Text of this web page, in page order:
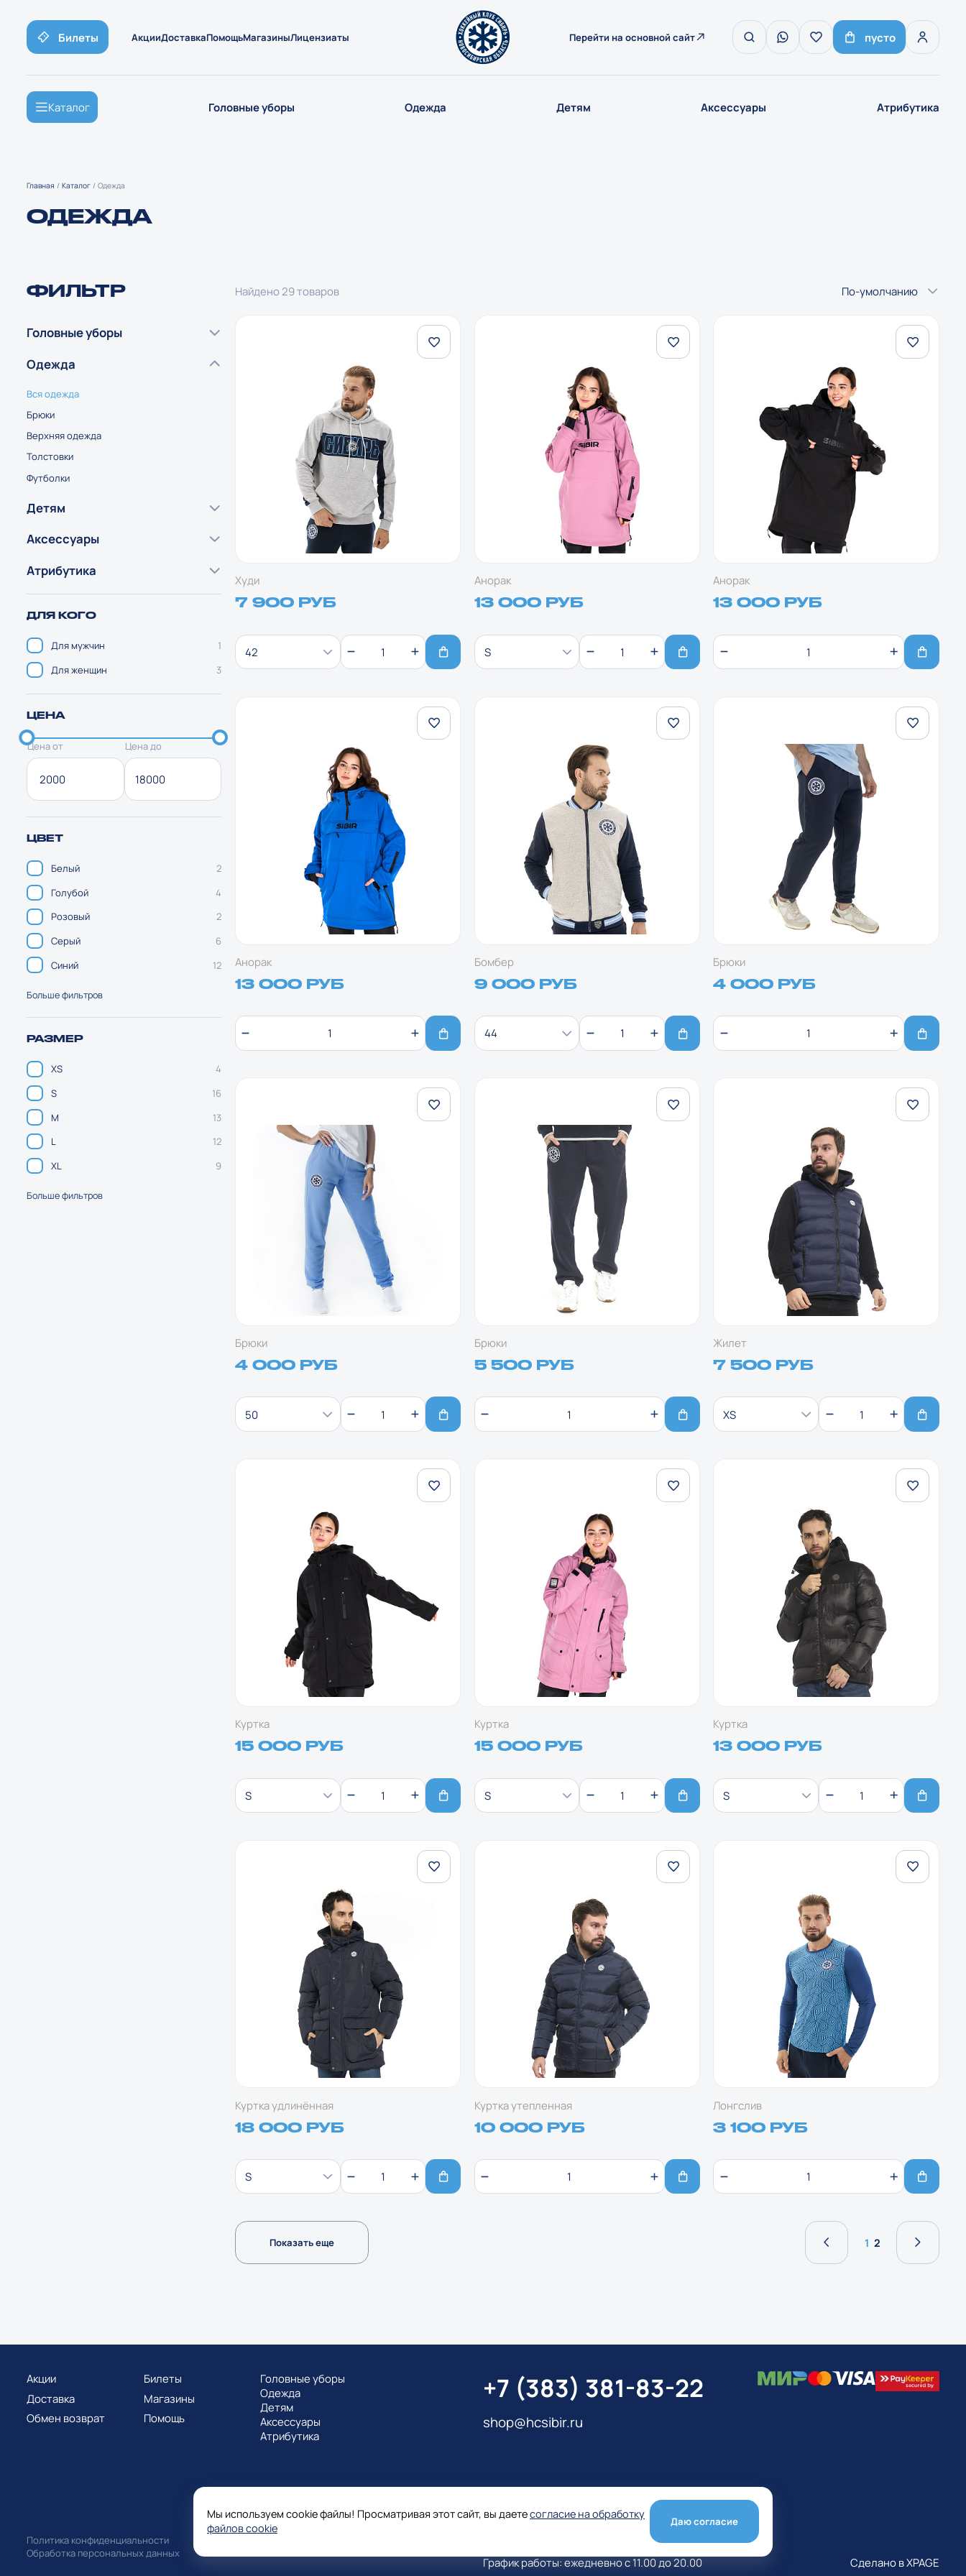
Билеты АкцииДоставкаПомощьМагазиныЛицензиаты Перейти на основной сайт пусто
Каталог Головные уборы Одежда Детям Аксессуары Атрибутика
Главная Каталог Одежда
ОДЕЖДА
ФИЛЬТР
Головные уборы
Одежда
Вся одежда
Брюки
Верхняя одежда
Толстовки
Футболки
Детям
Аксессуары
Атрибутика
ДЛЯ КОГО
Для мужчин
1
Для женщин
3
ЦЕНА
Цена от Цена до
ЦВЕТ
Белый
2
Голубой
4
Розовый
2
Серый
6
Синий
12
Больше фильтров
РАЗМЕР
XS
4
S
16
M
13
L
12
XL
9
Больше фильтров
По-умолчанию
Найдено 29 товаров
Худи
7 900 РУБ
42
Анорак
13 000 РУБ
S
Анорак
13 000 РУБ
Анорак
13 000 РУБ
Бомбер
9 000 РУБ
44
Брюки
4 000 РУБ
Брюки
4 000 РУБ
50
Брюки
5 500 РУБ
Жилет
7 500 РУБ
XS
Куртка
15 000 РУБ
S
Куртка
15 000 РУБ
S
Куртка
13 000 РУБ
S
Куртка удлинённая
18 000 РУБ
S
Куртка утепленная
10 000 РУБ
Лонгслив
3 100 РУБ
Показать еще 1 2
Акции
Доставка
Обмен возврат
Билеты
Магазины
Помощь
Головные уборы
Одежда
Детям
Аксессуары
Атрибутика
Политика конфиденциальности
Обработка персональных данных
+7 (383) 381-83-22
shop@hcsibir.ru
630087,
Новосибирская обл., г. Новосибирск, ул.
График работы: ежедневно с 11.00 до 20.00
Сделано в XPAGE
Мы используем cookie файлы! Просматривая этот сайт, вы даетесогласие на обработку
файлов cookie
Даю согласие